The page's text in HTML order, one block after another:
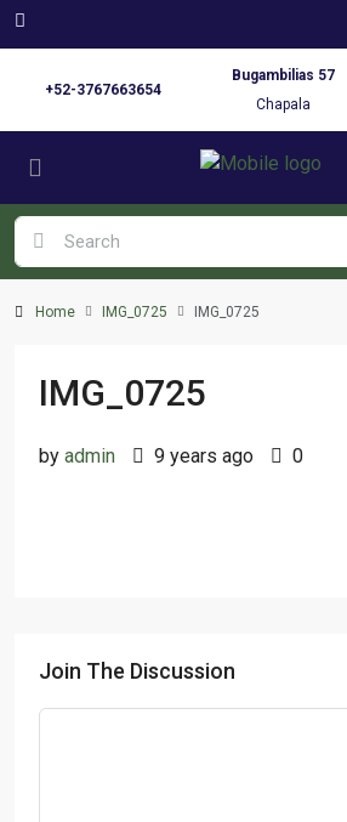
+52-3767663654
Bugambilias 57
Chapala
Home IMG_0725 IMG_0725
IMG_0725
by admin 9 years ago 0
Join The Discussion